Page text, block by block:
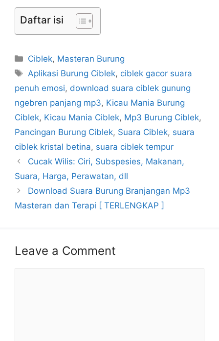
Daftar isi
Categories
Ciblek, Masteran Burung
Tags
Aplikasi Burung Ciblek, ciblek gacor suara
penuh emosi, download suara ciblek gunung
ngebren panjang mp3, Kicau Mania Burung
Ciblek, Kicau Mania Ciblek, Mp3 Burung Ciblek,
Pancingan Burung Ciblek, Suara Ciblek, suara
ciblek kristal betina, suara ciblek tempur
Cucak Wilis: Ciri, Subspesies, Makanan,
Suara, Harga, Perawatan, dll
Download Suara Burung Branjangan Mp3
Masteran dan Terapi [ TERLENGKAP ]
Leave a Comment